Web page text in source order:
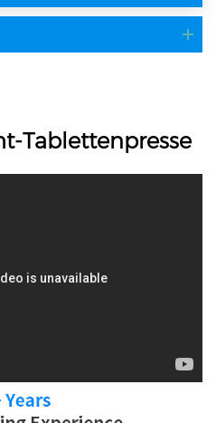
Tablettenpresse